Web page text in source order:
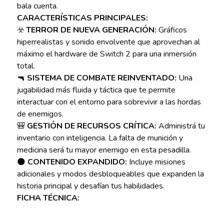
bala cuenta.
CARACTERÍSTICAS PRINCIPALES:
☣️TERROR DE NUEVA GENERACIÓN: Gráficos
hiperrealistas y sonido envolvente que aprovechan al
máximo el hardware de Switch 2 para una inmersión
total.
🔫 SISTEMA DE COMBATE REINVENTADO: Una
jugabilidad más fluida y táctica que te permite
interactuar con el entorno para sobrevivir a las hordas
de enemigos.
🎒 GESTIÓN DE RECURSOS CRÍTICA: Administrá tu
inventario con inteligencia. La falta de munición y
medicina será tu mayor enemigo en esta pesadilla.
🌑 CONTENIDO EXPANDIDO: Incluye misiones
adicionales y modos desbloqueables que expanden la
historia principal y desafían tus habilidades.
FICHA TÉCNICA: